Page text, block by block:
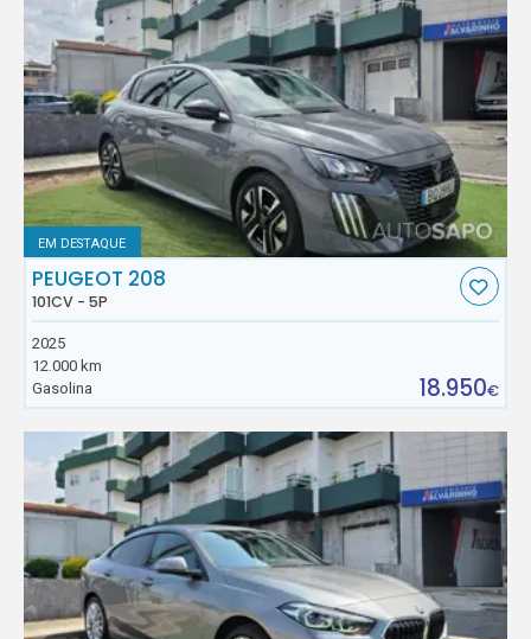
EM DESTAQUE
PEUGEOT 208
101CV - 5P
2025
12.000 km
Gasolina
18.950€